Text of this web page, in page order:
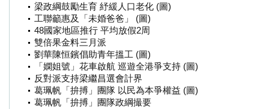
梁政綱鼓勵生育 紓緩人口老化 (圖)
工聯籲惠及「未婚爸爸」 (圖)
48國家地區推行 平均放假2周
雙倍果金料三月派
劉華陳恒鑌倡助青年搵工 (圖)
「嫻姐號」花車啟航 巡遊全港爭支持 (圖)
反對派支持梁繼昌選會計界
葛珮帆「拚搏」團隊 以民為本爭權益 (圖)
葛珮帆「拚搏」團隊政綱撮要